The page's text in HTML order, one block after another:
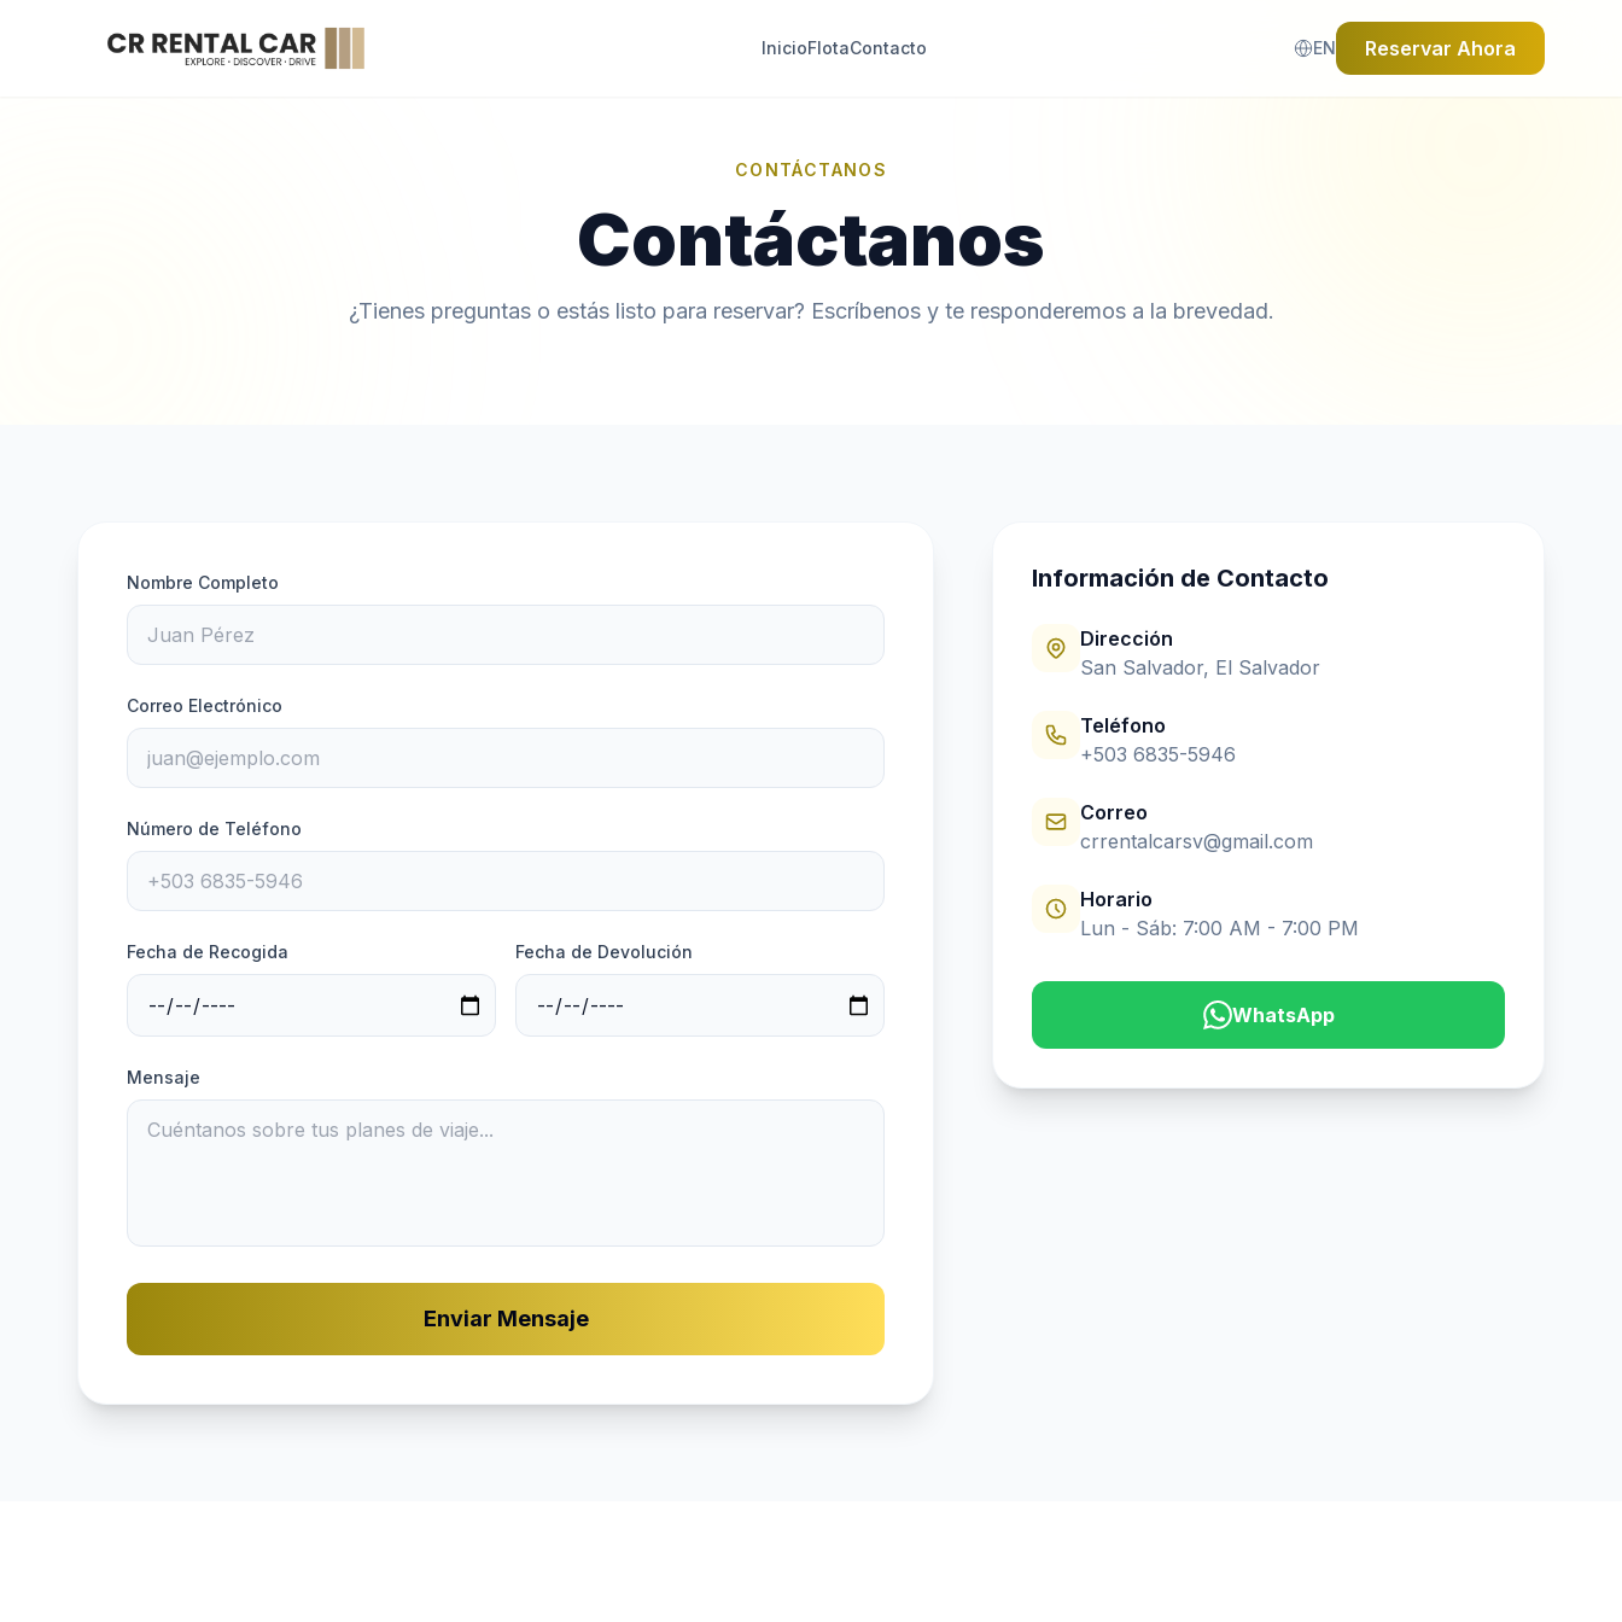
InicioFlotaContacto EN Reservar Ahora
CONTÁCTANOS
Contáctanos
¿Tienes preguntas o estás listo para reservar? Escríbenos y te responderemos a la brevedad.
Nombre Completo
Correo Electrónico
Número de Teléfono
Fecha de Recogida Fecha de Devolución
Mensaje
Enviar Mensaje
Información de Contacto
Dirección
San Salvador, El Salvador
Teléfono
+503 6835-5946
Correo
crrentalcarsv@gmail.com
Horario
Lun - Sáb: 7:00 AM - 7:00 PM
WhatsApp